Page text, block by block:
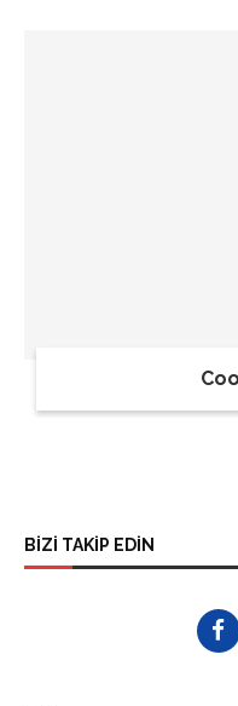
BİZİ TAKİP EDİN